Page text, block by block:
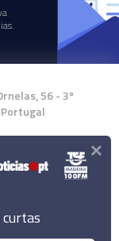
56 - 3º
curtas
×